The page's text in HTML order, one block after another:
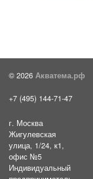
© 2026 Акватема.рф
+7 (495) 144-71-47
г. Москва
Жигулевская
улица, 1/24, к1,
офис №5
Индивидуальный